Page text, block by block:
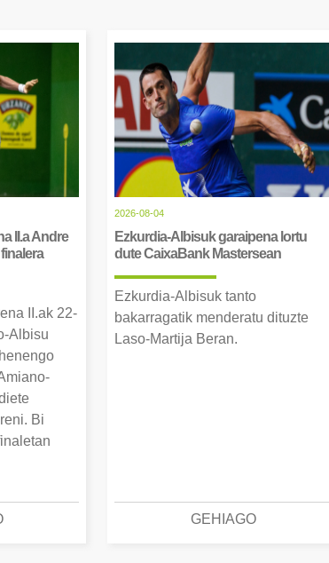
II.a Andre
II.ak 22-
Albisu
Bi
2026-08-04
Ezkurdia-Albisuk garaipena lortu
dute CaixaBank Mastersean
Ezkurdia-Albisuk tanto
bakarragatik menderatu dituzte
Laso-Martija Beran.
GEHIAGO